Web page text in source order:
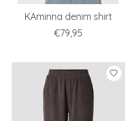
KAminna denim shirt
€79,95